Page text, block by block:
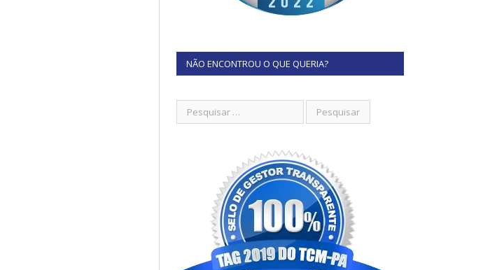
NÃO ENCONTROU O QUE QUERIA?